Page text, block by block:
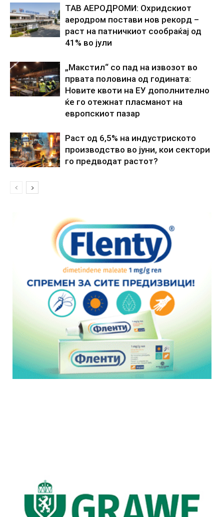
ТАВ АЕРОДРОМИ: Охридскиот
аеродром постави нов рекорд –
раст на патничкиот сообраќај од
41% во јули
„Макстил“ со пад на извозот во
првата половина од годината:
Новите квоти на ЕУ дополнително
ќе го отежнат пласманот на
европскиот пазар
Раст од 6,5% на индустриското
производство во јуни, кои сектори
го предводат растот?